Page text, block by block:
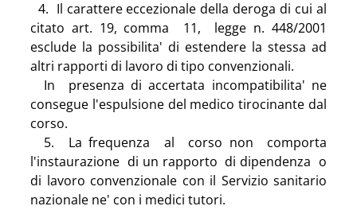
citato art. 19, comma  11,  legge n. 448/2001
esclude la possibilita' di estendere la stessa ad
altri rapporti di lavoro di tipo convenzionali.
consegue l'espulsione del medico tirocinante dal
corso.
l'instaurazione  di un rapporto  di dipendenza  o
di lavoro convenzionale con il Servizio sanitario
nazionale ne' con i medici tutori.